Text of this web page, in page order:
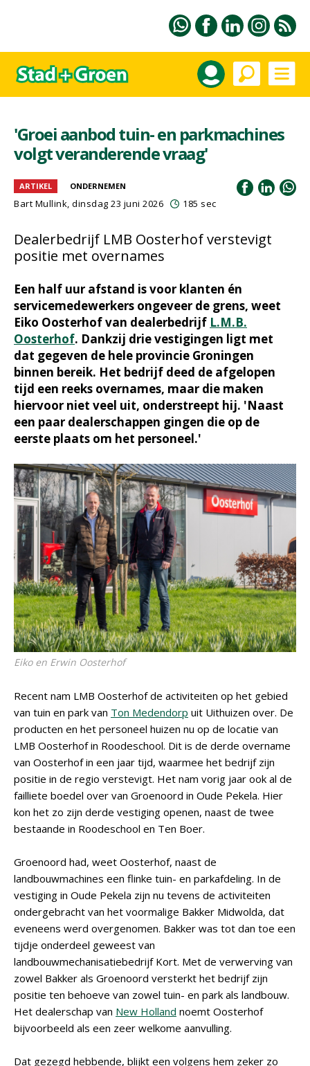
'Groei aanbod tuin- en parkmachines
volgt veranderende vraag'
ARTIKEL ONDERNEMEN
Bart Mullink, dinsdag 23 juni 2026 185 sec
Dealerbedrijf LMB Oosterhof verstevigt
positie met overnames
Een half uur afstand is voor klanten én
servicemedewerkers ongeveer de grens, weet
Eiko Oosterhof van dealerbedrijf L.M.B.
Oosterhof. Dankzij drie vestigingen ligt met
dat gegeven de hele provincie Groningen
binnen bereik. Het bedrijf deed de afgelopen
tijd een reeks overnames, maar die maken
hiervoor niet veel uit, onderstreept hij. 'Naast
een paar dealerschappen gingen die op de
eerste plaats om het personeel.'
Eiko en Erwin Oosterhof
Recent nam LMB Oosterhof de activiteiten op het gebied
van tuin en park van Ton Medendorp uit Uithuizen over. De
producten en het personeel huizen nu op de locatie van
LMB Oosterhof in Roodeschool. Dit is de derde overname
van Oosterhof in een jaar tijd, waarmee het bedrijf zijn
positie in de regio verstevigt. Het nam vorig jaar ook al de
failliete boedel over van Groenoord in Oude Pekela. Hier
kon het zo zijn derde vestiging openen, naast de twee
bestaande in Roodeschool en Ten Boer.
Groenoord had, weet Oosterhof, naast de
landbouwmachines een flinke tuin- en parkafdeling. In de
vestiging in Oude Pekela zijn nu tevens de activiteiten
ondergebracht van het voormalige Bakker Midwolda, dat
eveneens werd overgenomen. Bakker was tot dan toe een
tijdje onderdeel geweest van
landbouwmechanisatiebedrijf Kort. Met de verwerving van
zowel Bakker als Groenoord versterkt het bedrijf zijn
positie ten behoeve van zowel tuin- en park als landbouw.
Het dealerschap van New Holland noemt Oosterhof
bijvoorbeeld als een zeer welkome aanvulling.
Dat gezegd hebbende, blijkt een volgens hem zeker zo